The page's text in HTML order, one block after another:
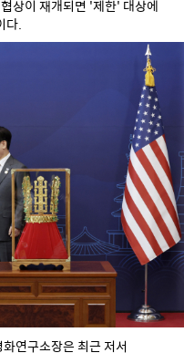
상이 재개되면 '제한' 대상에
다.
연구소장은 최근 저서